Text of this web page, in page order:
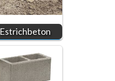
Estrichbeton